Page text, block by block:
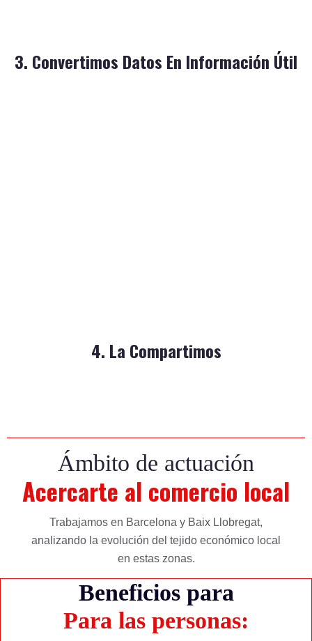
3. Convertimos Datos En Información Útil
4. La Compartimos
Ámbito de actuación
Acercarte al comercio local
Trabajamos en Barcelona y Baix Llobregat,
analizando la evolución del tejido económico local
en estas zonas.
Beneficios para
Para las personas: